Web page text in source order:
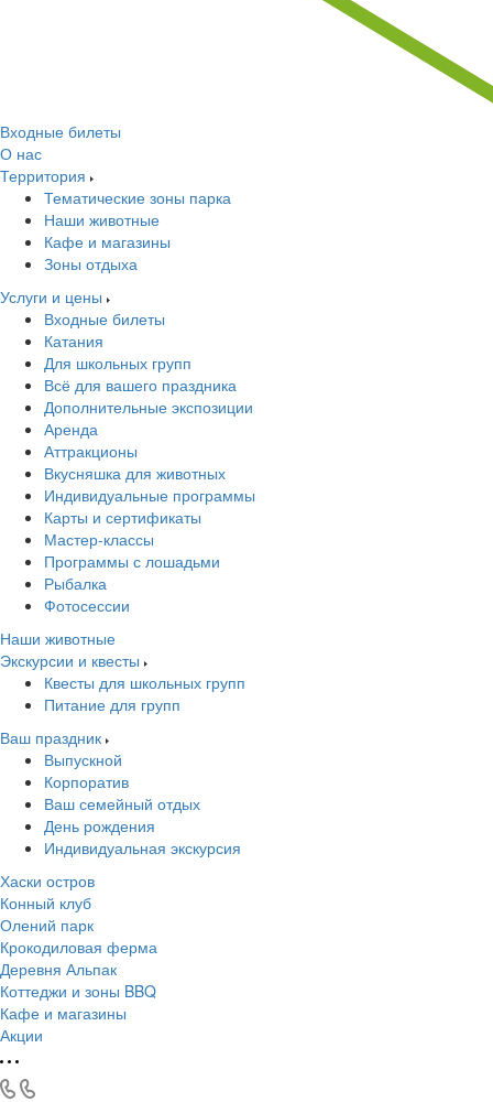
Входные билеты
О нас
Территория
Тематические зоны парка
Наши животные
Кафе и магазины
Зоны отдыха
Услуги и цены
Входные билеты
Катания
Для школьных групп
Всё для вашего праздника
Дополнительные экспозиции
Аренда
Аттракционы
Вкусняшка для животных
Индивидуальные программы
Карты и сертификаты
Мастер-классы
Программы с лошадьми
Рыбалка
Фотосессии
Наши животные
Экскурсии и квесты
Квесты для школьных групп
Питание для групп
Ваш праздник
Выпускной
Корпоратив
Ваш семейный отдых
День рождения
Индивидуальная экскурсия
Хаски остров
Конный клуб
Олений парк
Крокодиловая ферма
Деревня Альпак
Коттеджи и зоны BBQ
Кафе и магазины
Акции